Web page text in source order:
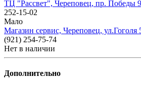
ТЦ "Рассвет", Череповец, пр. Победы
252-15-02
Мало
Магазин сервис, Череповец,
(921) 254-75-74
Нет в наличии
Дополнительно